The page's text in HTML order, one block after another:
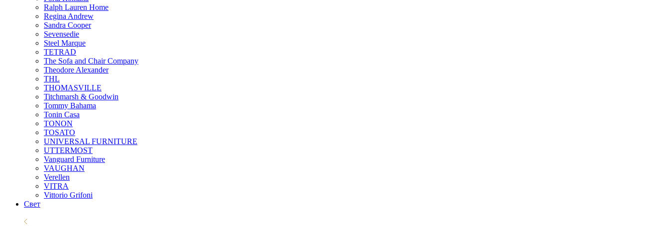
Ralph Lauren Home
Regina Andrew
Sandra Cooper
Sevensedie
Steel Marque
TETRAD
The Sofa and Chair Company
Theodore Alexander
THL
THOMASVILLE
Titchmarsh & Goodwin
Tommy Bahama
Tonin Casa
TONON
TOSATO
UNIVERSAL FURNITURE
UTTERMOST
Vanguard Furniture
VAUGHAN
Verellen
VITRA
Vittorio Grifoni
Свет